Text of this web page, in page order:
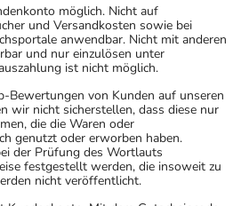
möglich. Nicht auf
und Versandkosten sowie bei
anwendbar. Nicht mit anderen
und nur einzulösen unter
ist nicht möglich.
Bewertungen von Kunden auf unseren
wir nicht sicherstellen, dass diese nur
die die Waren oder
genutzt oder erworben haben.
der Prüfung des Wortlauts
festgestellt werden, die insoweit zu
nicht veröffentlicht.